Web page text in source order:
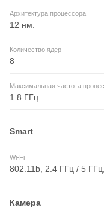
Архитектура процессора
12 нм.
Количество ядер
8
Максимальная частота
1.8 ГГц
Smart
Wi-Fi
802.11b, 2.4 ГГц / 5
Камера